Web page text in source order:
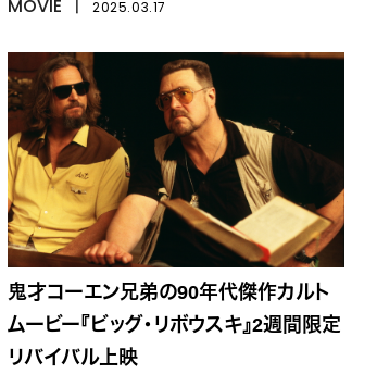
MOVIE 2025.03.17
鬼才コーエン兄弟の90年代傑作カルト
ムービー『ビッグ・リボウスキ』2週間限定
リバイバル上映